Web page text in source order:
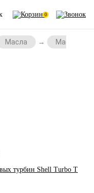
0
Масла Масла для
турбин Shell Turbo T